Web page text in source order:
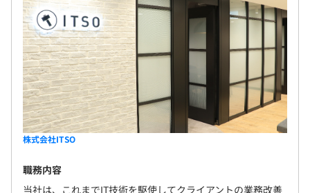
契約更新の有無・契約期間の定め
あり(6ヶ月)
契約更新の判断基準
・契約期間満了時の業務量
・勤務成績、態度
・能力
・会社の経営状況
・従事している業務の進捗状況
株式会社ITSO
職務内容
当社は、これまでIT技術を駆使してクライアントの業務改善